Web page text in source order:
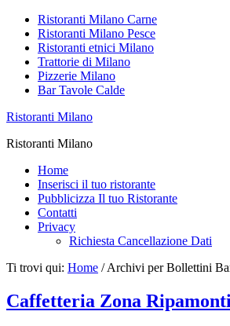
Ristoranti Milano Carne
Ristoranti Milano Pesce
Ristoranti etnici Milano
Trattorie di Milano
Pizzerie Milano
Bar Tavole Calde
Ristoranti Milano
Ristoranti Milano
Home
Inserisci il tuo ristorante
Pubblicizza Il tuo Ristorante
Contatti
Privacy
Richiesta Cancellazione Dati
Ti trovi qui: Home /Archivi per Bollettini
Caffetteria Zona